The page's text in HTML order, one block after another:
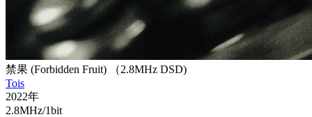
禁果 (Forbidden Fruit) （2.8MHz DSD)
Tois
2022年
2.8MHz/1bit